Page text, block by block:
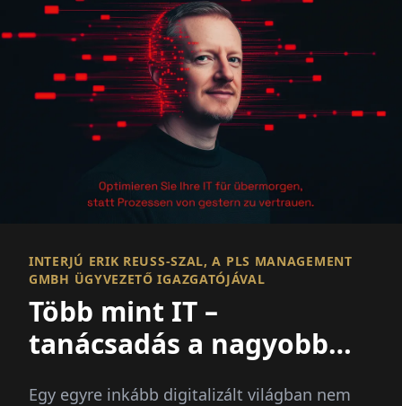
INTERJÚ ERIK REUSS-SZAL, A PLS MANAGEMENT G
MBH ÜGYVEZETŐ IGAZGATÓJÁVAL
Több mint IT –
tanácsadás a nagyobb
Egy egyre inkább digitalizált világban nem